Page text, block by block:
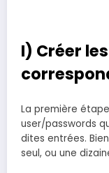
I) Créer
La première
user/passwords
dites entrées.
seul, ou une